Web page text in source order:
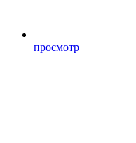
просмотр